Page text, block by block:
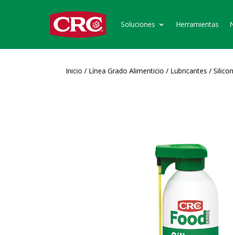
Soluciones Herramientas
Inicio / Línea Grado Alimenticio / Lubricantes /